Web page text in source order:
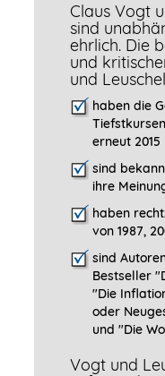
Claus Vogt
sind
ehrlich. Die
und
und Leuschel
haben die
erneut 2015
sind
ihre
haben
von 1987,
sind
Bestseller
"Die
oder
und "Die
Vogt und